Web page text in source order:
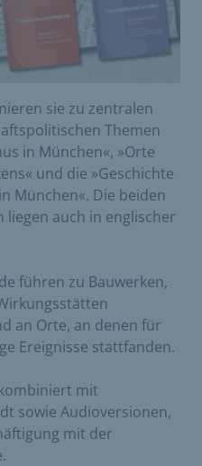
sie zu zentralen
Themen
in München«, »Orte
und die »Geschichte
München«. Die beiden
auch in englischer
führen zu Bauwerken,
an Orte, an denen für
Ereignisse stattfanden.
mit
sowie Audioversionen,
mit der